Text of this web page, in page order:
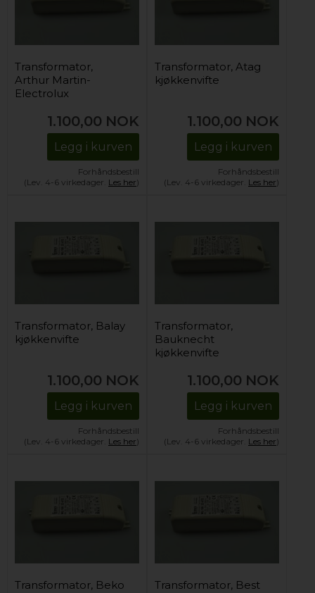
Transformator,
Arthur Martin-
Electrolux
1.100,00 NOK
Legg i kurven
Forhåndsbestill
(Lev. 4-6 virkedager. Les her)
Transformator, Atag
kjøkkenvifte
1.100,00 NOK
Legg i kurven
Forhåndsbestill
(Lev. 4-6 virkedager. Les her)
Transformator, Balay
kjøkkenvifte
1.100,00 NOK
Legg i kurven
Forhåndsbestill
(Lev. 4-6 virkedager. Les her)
Transformator,
Bauknecht
kjøkkenvifte
1.100,00 NOK
Legg i kurven
Forhåndsbestill
(Lev. 4-6 virkedager. Les her)
Transformator, Beko
Transformator, Best